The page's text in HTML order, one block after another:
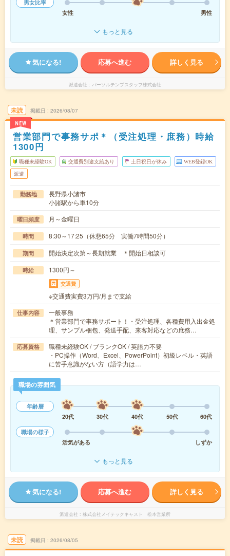
男女比率
女性
男性
もっと見る
気になる! 応募へ進む 詳しく見る
派遣会社 パーソルテンプスタッフ株式会社
未読
NEW
掲載日 2026/08/07
営業部門で事務サポ＊（受注処理・庶務）時給
1300円
職種未経験OK 交通費別途支給あり 土日祝日が休み WEB登録OK
派遣
勤務地
長野県小諸市
小諸駅から車10分
曜日頻度 月～金曜日
時間 8:30～17:25（休憩65分 実働7時間50分）
期間 開始決定次第～長期就業 ＊開始日相談可
時給 1300円～
交通費
※交通費実費3万円/月まで支給
仕事内容
一般事務
＊営業部門で事務サポート！・受注処理、各種費用入出金処
理、サンプル梱包、発送手配、来客対応などの庶務…
応募資格
職種未経験OK / ブランクOK / 英語力不要
・PC操作（Word、Excel、PowerPoint）初級レベル・英語
に苦手意識がない方（語学力は…
職場の雰囲気
年齢層
20代
30代 40代 50代
60代
職場の様子
活気がある
しずか
もっと見る
気になる! 応募へ進む 詳しく見る
派遣会社 株式会社メイテックキャスト 松本営業所
未読 掲載日 2026/08/05